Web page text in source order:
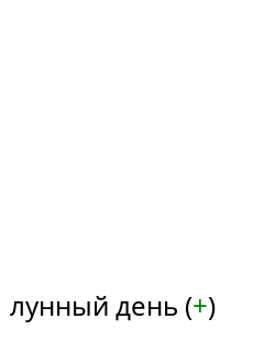
лунный день (+)